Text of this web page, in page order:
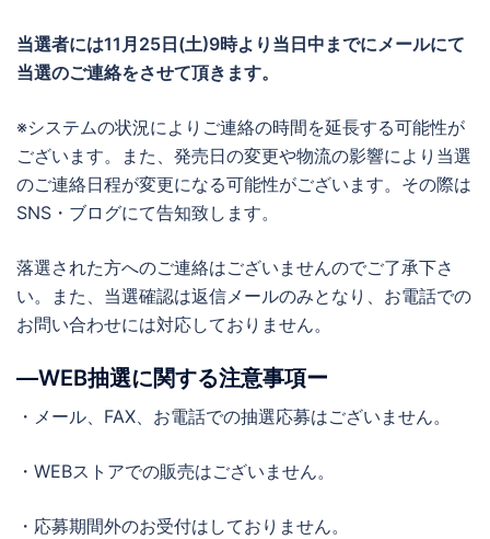
当選者には11月25日(土)9時より当日中までにメールにて
当選のご連絡をさせて頂きます。
※システムの状況によりご連絡の時間を延長する可能性が
ございます。また、発売日の変更や物流の影響により当選
のご連絡日程が変更になる可能性がございます。その際は
SNS・ブログにて告知致します。
落選された方へのご連絡はございませんのでご了承下さ
い。また、当選確認は返信メールのみとなり、お電話での
お問い合わせには対応しておりません。
―WEB抽選に関する注意事項ー
・メール、FAX、お電話での抽選応募はございません。
・WEBストアでの販売はございません。
・応募期間外のお受付はしておりません。